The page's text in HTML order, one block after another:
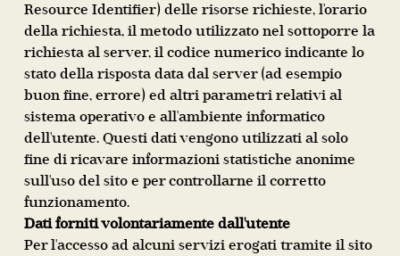
Resource Identifier) delle risorse richieste, l'orario
della richiesta, il metodo utilizzato nel sottoporre la
richiesta al server, il codice numerico indicante lo
stato della risposta data dal server (ad esempio
buon fine, errore) ed altri parametri relativi al
sistema operativo e all'ambiente informatico
dell'utente. Questi dati vengono utilizzati al solo
fine di ricavare informazioni statistiche anonime
sull'uso del sito e per controllarne il corretto
funzionamento.
Dati forniti volontariamente dall'utente
Per l'accesso ad alcuni servizi erogati tramite il sito